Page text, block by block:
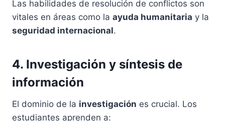
Las habilidades de resolución de conflictos son
vitales en áreas como la ayuda humanitaria y la
seguridad internacional.
4. Investigación y síntesis de
información
El dominio de la investigación es crucial. Los
estudiantes aprenden a: